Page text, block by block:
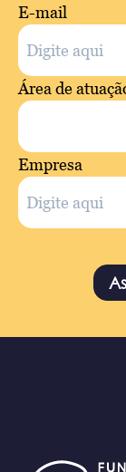
E-mail
Área de
Empresa